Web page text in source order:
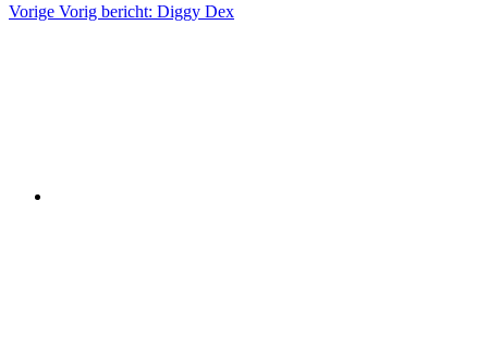
Vorige Vorig bericht: Diggy Dex